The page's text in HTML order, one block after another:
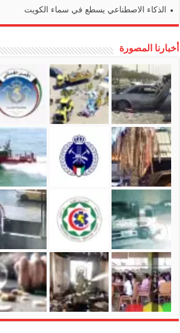
الذكاء الاصطناعي يسطع في سماء الكويت
أخبارنا المصورة